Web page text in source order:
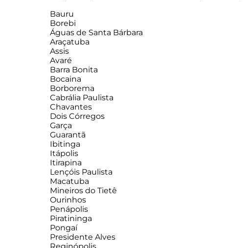
Bauru
Borebi
Águas de Santa Bárbara
Araçatuba
Assis
Avaré
Barra Bonita
Bocaina
Borborema
Cabrália Paulista
Chavantes
Dois Córregos
Garça
Guarantã
Ibitinga
Itápolis
Itirapina
Lençóis Paulista
Macatuba
Mineiros do Tietê
Ourinhos
Penápolis
Piratininga
Pongaí
Presidente Alves